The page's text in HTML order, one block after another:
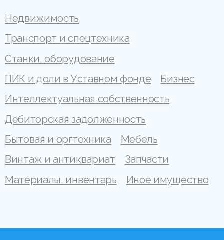
Недвижимость
Транспорт и спецтехника
Станки, оборудование
ПИК и доли в Уставном фонде
Бизнес
Интеллектуальная собственность
Дебиторская задолженность
Бытовая и оргтехника
Мебель
Винтаж и антиквариат
Запчасти
Материалы, инвентарь
Иное имущество